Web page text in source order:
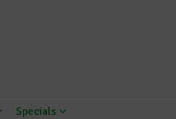
Specials